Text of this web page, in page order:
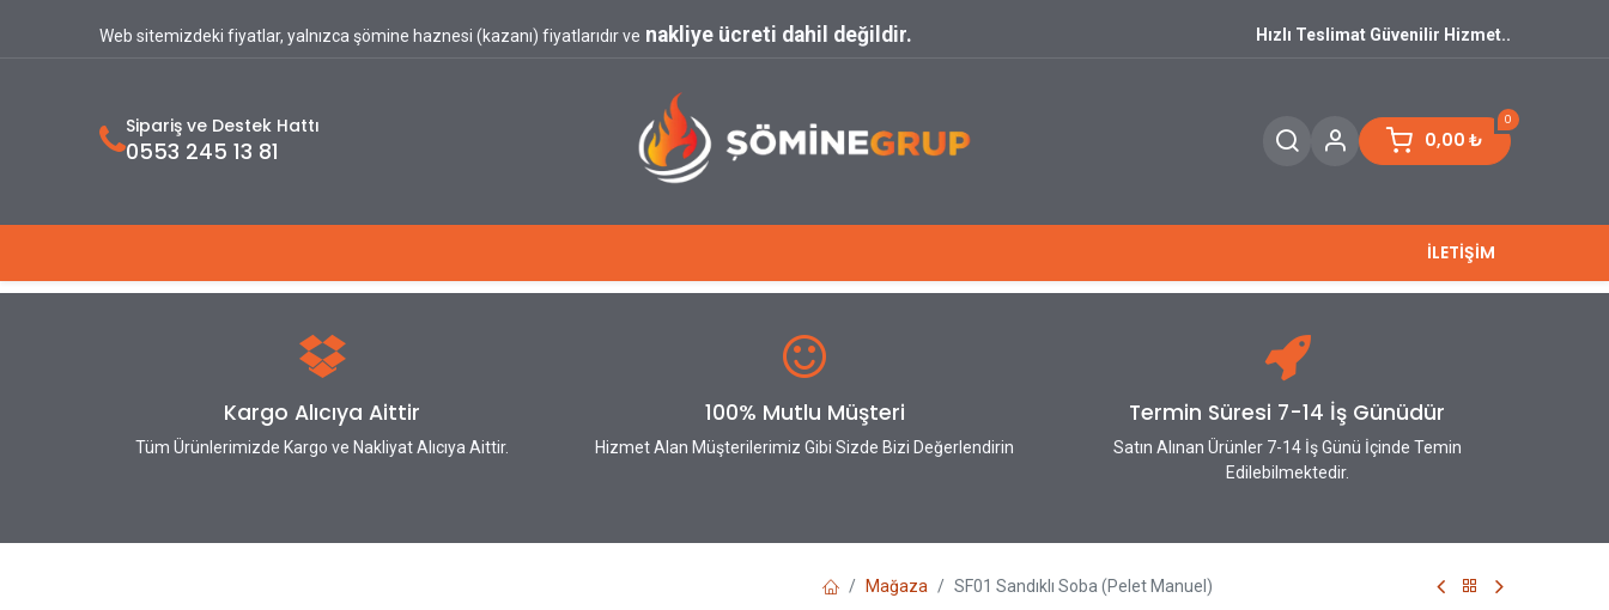
Web sitemizdeki fiyatlar, yalnızca şömine haznesi (kazanı) fiyatlarıdır ve nakliye ücreti dahil değildir. Hızlı Teslimat Güvenilir Hizmet..
Sipariş ve Destek Hattı
0553 245 13 81
0
0,00 ₺
İLETİŞİM
Kargo Alıcıya Aittir
Tüm Ürünlerimizde Kargo ve Nakliyat Alıcıya Aittir.
100% Mutlu Müşteri
Hizmet Alan Müşterilerimiz Gibi Sizde Bizi Değerlendirin
Termin Süresi 7-14 İş Günüdür
Satın Alınan Ürünler 7-14 İş Günü İçinde Temin
Edilebilmektedir.
Mağaza SF01 Sandıklı Soba (Pelet Manuel)